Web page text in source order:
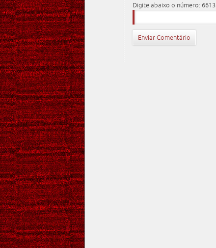
Digite abaixo o número: 6613